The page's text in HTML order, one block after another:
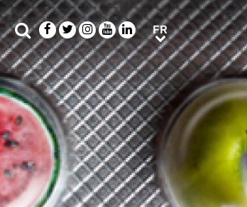
Rechercher
Facebook
TwitterInstagram
Youtube
LinkedIn
FRFR